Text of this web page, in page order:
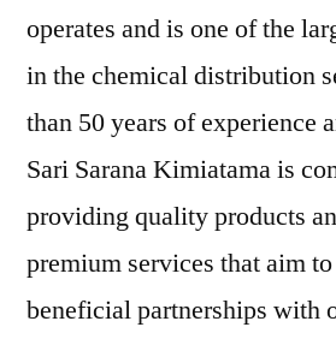
operates and is one of the
in the chemical distribution
than 50 years of experience
Sari Sarana Kimiatama is
providing quality products
premium services that aim
beneficial partnerships with